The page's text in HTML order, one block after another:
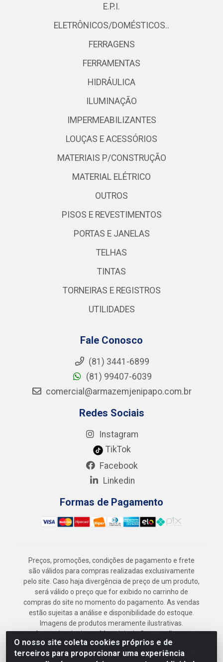
O nosso site coleta cookies próprios e de
terceiros para proporcionar uma experiência
E.P.I.
ELETRÔNICOS/DOMÉSTICOS..
FERRAGENS
FERRAMENTAS
HIDRÁULICA
ILUMINAÇÃO
IMPERMEABILIZANTES
LOUÇAS E ACESSÓRIOS
MATERIAIS P/CONSTRUÇÃO
MATERIAL ELÉTRICO
OUTROS
PISOS E REVESTIMENTOS
PORTAS E JANELAS
TELHAS
TINTAS
TORNEIRAS E REGISTROS
UTILIDADES
Fale Conosco
(81) 3441-6899
(81) 99407-6039
comercial@armazemjenipapo.com.br
Redes Sociais
Instagram
TikTok
Facebook
Linkedin
Formas de Pagamento
Preços, promoções, condições de pagamento e frete
são válidos para compras realizadas exclusivamente
pelo site. Caso haja divergência de preço de um produto,
será válido o preço que for exibido no carrinho de
compras do site no momento do pagamento. As vendas
estão sujeitas a análise e disponibilidade do estoque.
Imagens de produtos meramente ilustrativas.
Armazém Jenipapo Materiais de Construção em
Geral LTDA - Rua das Flores, 2691 - Guabiraba,
Recife/PE - CEP 52.291-630 - CNPJ